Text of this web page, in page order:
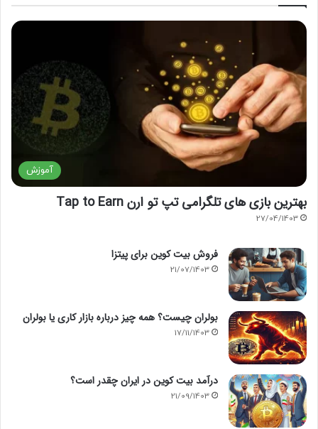
آموزش
بهترین بازی های تلگرامی تپ تو ارن Tap to Earn
27/04/1403
فروش بیت کوین برای پیتزا
21/07/1403
بولران چیست؟ همه چیز درباره بازار کاری یا بولران
17/11/1403
درآمد بیت کوین در ایران چقدر است؟
21/09/1403